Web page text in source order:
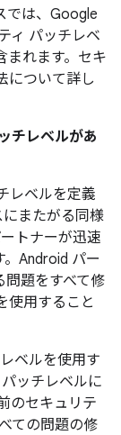
では、Google
ィ パッチレベ
れます。セキ
について詳し
チレベルがあ
レベルを定義
またがる同様
トナーが迅速
Android パー
問題をすべて修
使用すること
ベルを使用す
ッチレベルに
のセキュリテ
ての問題の修